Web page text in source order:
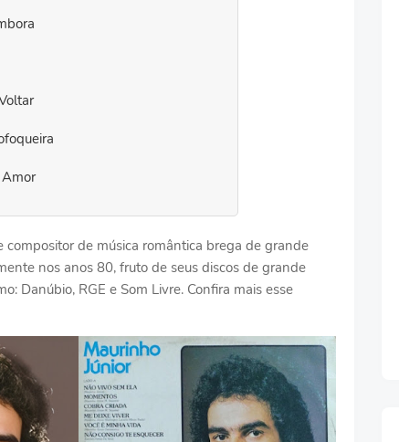
compositor de música romântica brega de grande
nos anos 80, fruto de seus discos de grande
Danúbio, RGE e Som Livre. Confira mais esse